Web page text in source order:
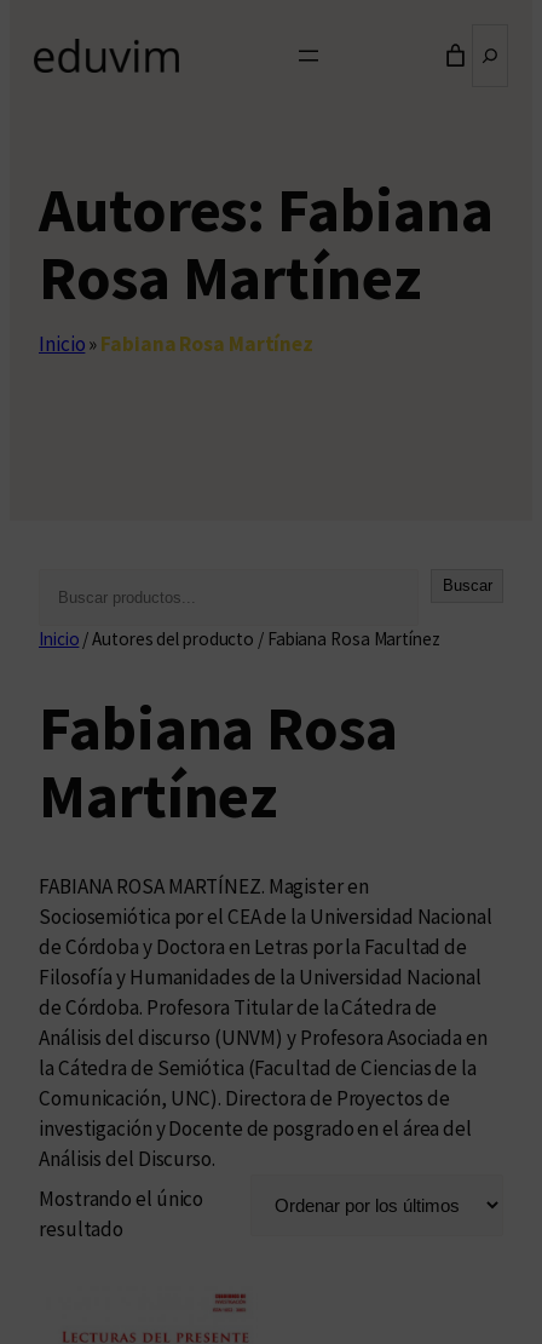
Autores: Fabiana
Rosa Martínez
Inicio»Fabiana Rosa Martínez
s
a
Buscar
Inicio / Autores del producto / Fabiana Rosa Martínez
Fabiana Rosa
Martínez
FABIANA ROSA MARTÍNEZ. Magister en
Sociosemiótica por el CEA de la Universidad Nacional
de Córdoba y Doctora en Letras por la Facultad de
Filosofía y Humanidades de la Universidad Nacional
de Córdoba. Profesora Titular de la Cátedra de
Análisis del discurso (UNVM) y Profesora Asociada en
la Cátedra de Semiótica (Facultad de Ciencias de la
Comunicación, UNC). Directora de Proyectos de
investigación y Docente de posgrado en el área del
Análisis del Discurso.
Mostrando el único
resultado